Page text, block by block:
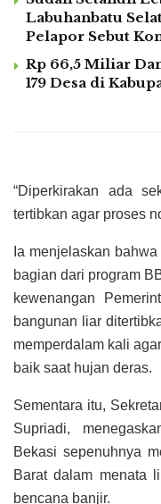
Labuhanbatu
Pelapor Sebut
Rp 66,5 Miliar
179 Desa di
“Diperkirakan ada
tertibkan agar proses
Ia menjelaskan
bagian dari program
kewenangan
bangunan liar
memperdalam kali
baik saat hujan deras.
Sementara itu,
Supriadi,
Bekasi sepenuhnya
Barat dalam menata
bencana banjir.